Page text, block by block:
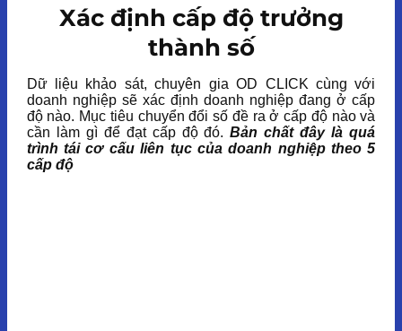
Xác định cấp độ trưởng
thành số
Dữ liệu khảo sát, chuyên gia OD CLICK cùng với
doanh nghiệp sẽ xác định doanh nghiệp đang ở cấp
độ nào. Mục tiêu chuyển đổi số đề ra ở cấp độ nào và
cần làm gì để đạt cấp độ đó.Bản chất đây là quá
trình tái cơ cấu liên tục của doanh nghiệp theo 5
cấp độ